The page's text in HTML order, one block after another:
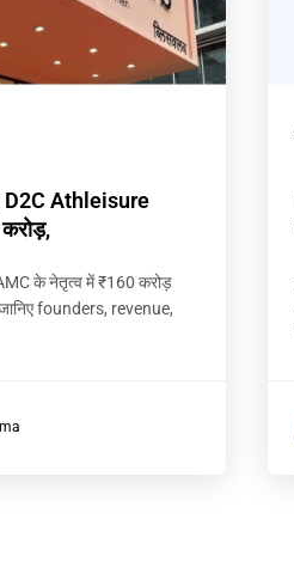
Athleisure
के नेतृत्व में ₹160 करोड़
founders, revenue,